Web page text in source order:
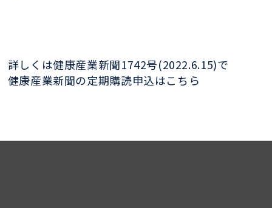
詳しくは健康産業新聞1742号(2022.6.15)で
健康産業新聞の定期購読申込はこちら